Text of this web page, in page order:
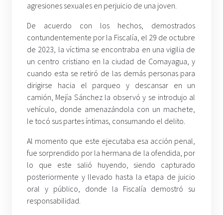
agresiones sexuales en perjuicio de una joven.
De acuerdo con los hechos, demostrados
contundentemente por la Fiscalía, el 29 de octubre
de 2023, la víctima se encontraba en una vigilia de
un centro cristiano en la ciudad de Comayagua, y
cuando esta se retiró de las demás personas para
dirigirse hacia el parqueo y descansar en un
camión, Mejía Sánchez la observó y se introdujo al
vehículo, donde amenazándola con un machete,
le tocó sus partes íntimas, consumando el delito.
Al momento que este ejecutaba esa acción penal,
fue sorprendido por la hermana de la ofendida, por
lo que este salió huyendo, siendo capturado
posteriormente y llevado hasta la etapa de juicio
oral y público, donde la Fiscalía demostró su
responsabilidad.